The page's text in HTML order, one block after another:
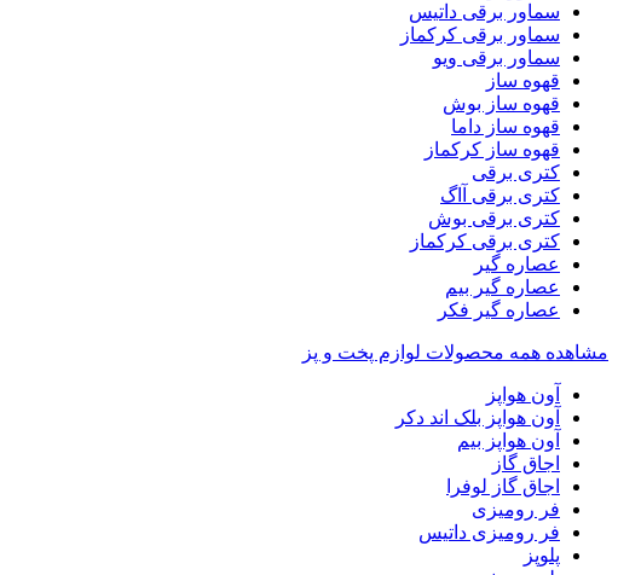
سماور برقی داتیس
سماور برقی کرکماز
سماور برقی ویو
قهوه ساز
قهوه ساز بوش
قهوه ساز داما
قهوه ساز کرکماز
کتری برقی
کتری برقی آاگ
کتری برقی بوش
کتری برقی کرکماز
عصاره گیر
عصاره گیر بیم
عصاره گیر فکر
مشاهده همه محصولات لوازم پخت و پز
آون هواپز
آون هواپز بلک اند دکر
آون هواپز بیم
اجاق گاز
اجاق گاز لوفرا
فر رومیزی
فر رومیزی داتیس
پلوپز